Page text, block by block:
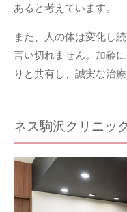
あると考えています。
また、人の体は変化し
言い切れません。加齢
りと共有し、誠実な治
ネス駒沢クリニッ